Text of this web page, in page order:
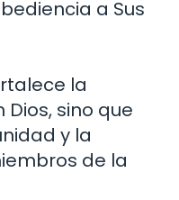
a Sus
la
sino que
y la
de la